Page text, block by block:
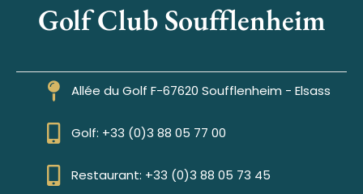
Golf Club Soufflenheim
Allée du Golf F-67620 Soufflenheim - Elsass
Golf: +33 (0)3 88 05 77 00
Restaurant: +33 (0)3 88 05 73 45